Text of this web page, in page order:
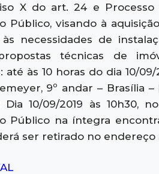
X do art. 24 e
Público, visando à
necessidades de
técnicas de
até às 10 horas do dia 10/
9º andar – Brasília –
Dia 10/09/2019 às
Público na íntegra
ser retirado no endereço